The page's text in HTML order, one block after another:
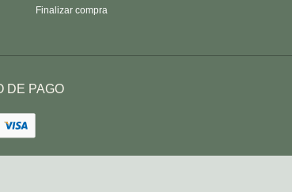
Finalizar compra
DE PAGO